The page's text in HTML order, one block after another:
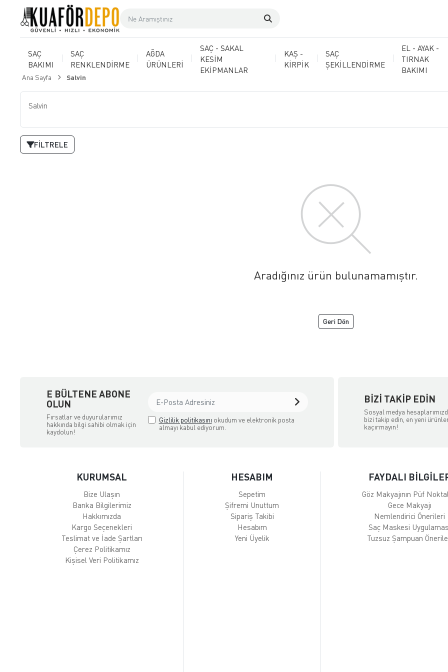
SAÇ
BAKIMI
SAÇ
RENKLENDİRME
AĞDA
ÜRÜNLERİ
SAÇ - SAKAL
KESİM
EKİPMANLAR
KAŞ -
KİRPİK
SAÇ
ŞEKİLLENDİRME
EL - AYAK -
TIRNAK
BAKIMI
Ana Sayfa Salvin
Salvin
FILTRELE
Aradığınız ürün bulunamamıştır.
Geri Dön
E BÜLTENE ABONE
OLUN
Fırsatlar ve duyurularımız
hakkında bilgi sahibi olmak için
kaydolun!
Gizlilik politikasını okudum ve elektronik posta
almayı kabul ediyorum.
BIZI TAKIP EDIN
Sosyal medya
bizi takip edin, en yeni
kaçırmayın!
KURUMSAL
Bize Ulaşın
Banka Bilgilerimiz
Hakkımızda
Kargo Seçenekleri
Teslimat ve İade Şartları
Çerez Politikamız
Kişisel Veri Politikamız
HESABIM
Sepetim
Şifremi Unuttum
Sipariş Takibi
Hesabım
Yeni Üyelik
FAYDALI
Göz Makyajının Püf
Gece Makyajı
Nemlendirici Önerileri
Saç Maskesi
Tuzsuz Şampuan